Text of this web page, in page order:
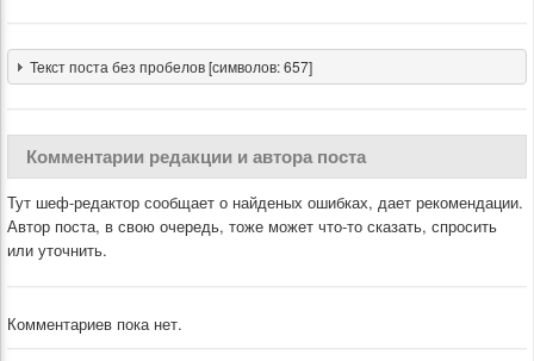
Текст поста без пробелов [символов: 657]
Комментарии редакции и автора поста
Тут шеф-редактор сообщает о найденых ошибках, дает рекомендации.
Автор поста, в свою очередь, тоже может что-то сказать, спросить
или уточнить.
Комментариев пока нет.